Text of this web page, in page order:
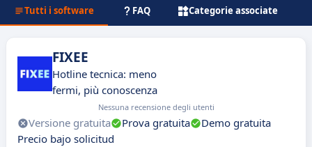
Tutti i software FAQ Categorie associate
FIXEE
Hotline tecnica: meno
fermi, più conoscenza
Nessuna recensione degli utenti
Versione gratuita Prova gratuita
Demo gratuita
Precio bajo solicitud